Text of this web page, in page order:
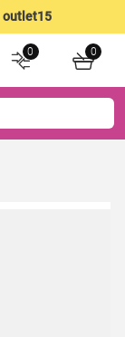
outlet15
0 0